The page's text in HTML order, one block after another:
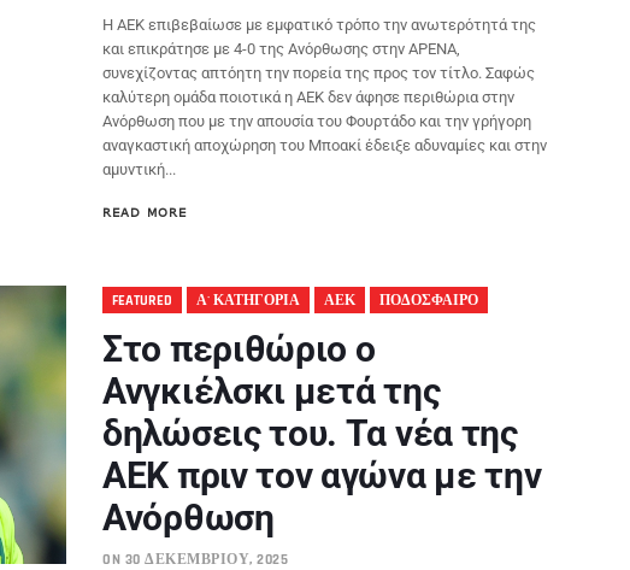
Η ΑΕΚ επιβεβαίωσε με εμφατικό τρόπο την ανωτερότητά της
και επικράτησε με 4-0 της Ανόρθωσης στην ΑΡΕΝΑ,
συνεχίζοντας απτόητη την πορεία της προς τον τίτλο. Σαφώς
καλύτερη ομάδα ποιοτικά η ΑΕΚ δεν άφησε περιθώρια στην
Ανόρθωση που με την απουσία του Φουρτάδο και την γρήγορη
αναγκαστική αποχώρηση του Μποακί έδειξε αδυναμίες και στην
αμυντική...
READ MORE
FEATURED Α' ΚΑΤΗΓΟΡΙΑ ΑΕΚ ΠΟΔΟΣΦΑΙΡΟ
Στο περιθώριο ο
Ανγκιέλσκι μετά της
δηλώσεις του. Τα νέα της
ΑΕΚ πριν τον αγώνα με την
Ανόρθωση
ON 30 ΔΕΚΕΜΒΡΊΟΥ, 2025